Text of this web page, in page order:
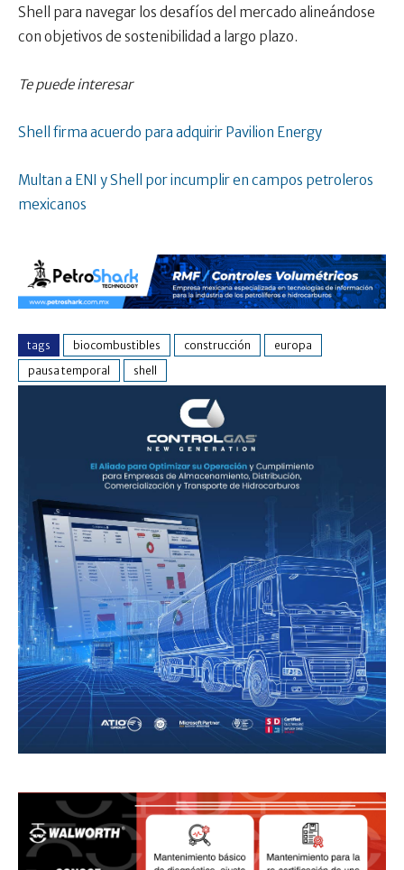
Shell para navegar los desafíos del mercado alineándose
con objetivos de sostenibilidad a largo plazo.
Te puede interesar
Shell firma acuerdo para adquirir Pavilion Energy
Multan a ENI y Shell por incumplir en campos petroleros
mexicanos
tags biocombustibles construcción
europa
pausa temporal
shell